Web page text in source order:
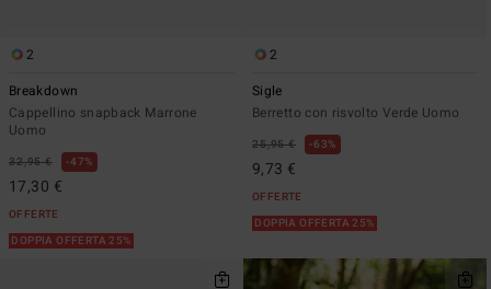
2
Breakdown
Cappellino snapback Marrone
Uomo
32,95 € 47%
17,30 €
OFFERTE
DOPPIA OFFERTA 25%
2
Sigle
Berretto con risvolto Verde Uomo
25,95 € 63%
9,73 €
OFFERTE
DOPPIA OFFERTA 25%